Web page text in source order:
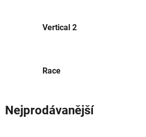
Vertical 2
Race
Nejprodávanější